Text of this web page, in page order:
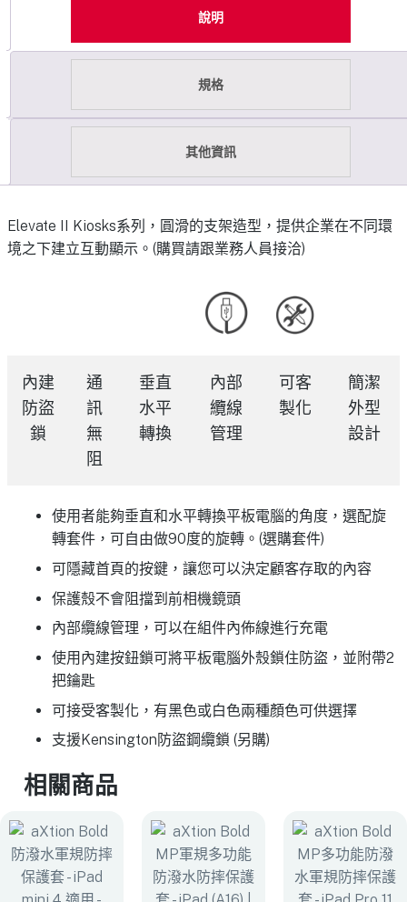
說明
規格
其他資訊
Elevate II Kiosks系列，圓滑的支架造型，提供企業在不同環
境之下建立互動顯示。(購買請跟業務人員接洽)
內建
防盜
鎖
通
訊
無
阻
垂直
水平
轉換
內部
纜線
管理
可客
製化
簡潔
外型
設計
使用者能夠垂直和水平轉換平板電腦的角度，選配旋
轉套件，可自由做90度的旋轉。(選購套件)
可隱藏首頁的按鍵，讓您可以決定顧客存取的內容
保護殼不會阻擋到前相機鏡頭
內部纜線管理，可以在組件內佈線進行充電
使用內建按鈕鎖可將平板電腦外殼鎖住防盜，並附帶2
把鑰匙
可接受客製化，有黑色或白色兩種顏色可供選擇
支援Kensington防盜鋼纜鎖 (另購)
相關商品